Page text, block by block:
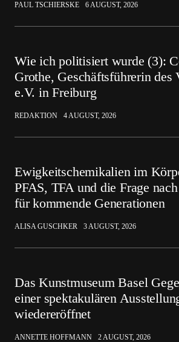
PAUL TSCHIERSKE 6 AUGUST, 2026
Wie ich politisiert wurde (3):
Grothe, Geschäftsführerin des
e.V. in Freiburg
REDAKTION 4 AUGUST, 2026
Ewigkeitschemikalien im
PFAS, TFA und die Frage
für kommende Generationen
ALISA GUSCHKER 3 AUGUST, 2026
Das Kunstmuseum Basel
einer spektakulären
wiedereröffnet
ANNETTE HOFFMANN 2 AUGUST, 2026